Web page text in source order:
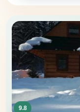
9.8